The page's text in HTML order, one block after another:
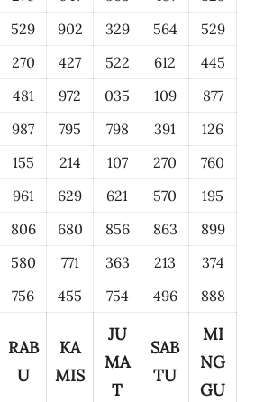
529 902 329 564
529
270 427 522 612
445
481 972 035 109
877
987 795 798 391
126
155 214 107 270
760
961 629 621 570
195
806 680 856 863
899
580 771 363 213
374
756 455 754 496 888
RAB
U
KA
MIS
JU
MA
T
SAB
TU
MI
NG
GU